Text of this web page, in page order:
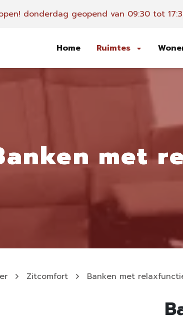
donderdag geopend van 09:30 tot
Home Ruimtes
met
Zitcomfort Banken met